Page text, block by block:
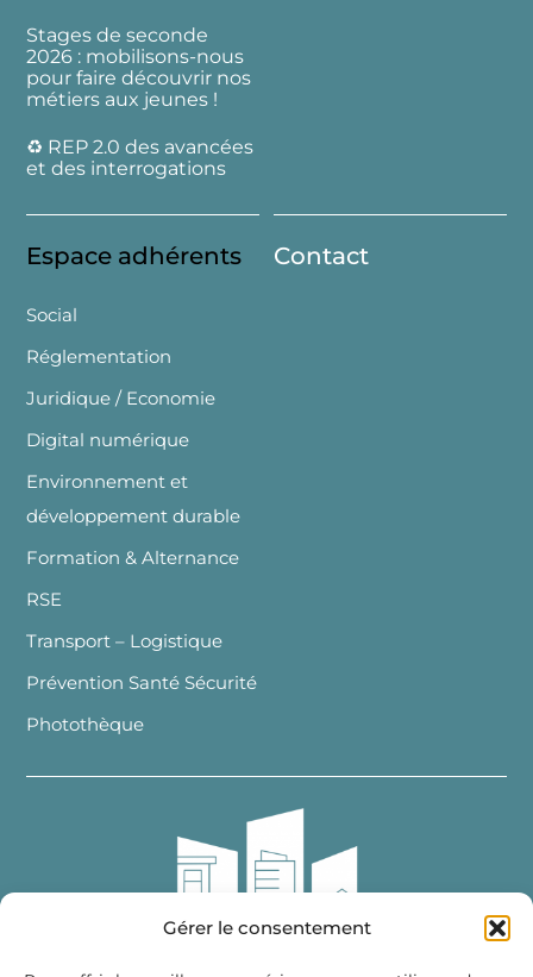
Gérer le consentement
Stages de seconde
2026 : mobilisons-nous
pour faire découvrir nos
métiers aux jeunes !
♻️ REP 2.0 des avancées
et des interrogations
Espace adhérents
Social
Réglementation
Juridique / Economie
Digital numérique
Environnement et
développement durable
Formation & Alternance
RSE
Transport – Logistique
Prévention Santé Sécurité
Photothèque
Contact